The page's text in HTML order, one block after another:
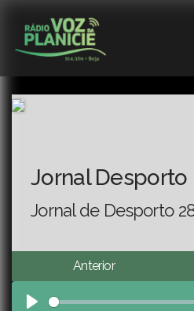
Jornal Desporto
Jornal de Desporto
Anterior